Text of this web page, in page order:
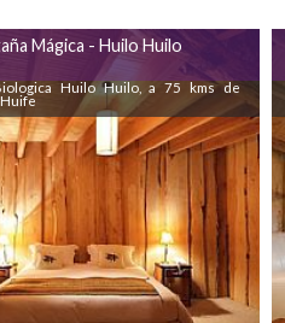
Mágica - Huilo Huilo
Huilo Huilo, a 75 kms de